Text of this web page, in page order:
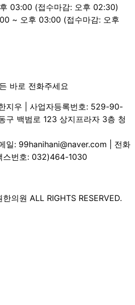
03:00 (접수마감: 오후 02:30)
~ 오후 03:00 (접수마감: 오후
바로 전화주세요
지우 | 사업자등록번호: 529-90-
구 백범로 123 상지프라자 3층 청
일: 99hanihani@naver.com | 전화
스번호: 032)464-1030
의원 ALL RIGHTS RESERVED.